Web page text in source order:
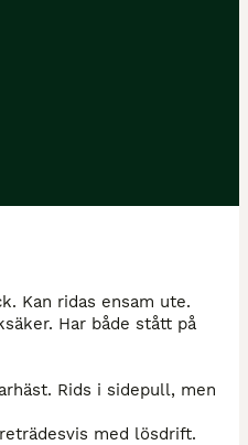
Kan ridas ensam ute.
Har både stått på
Rids i sidepull, men
med lösdrift.